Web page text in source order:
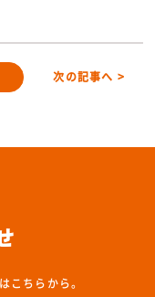
次の記事へ >
こちらから。